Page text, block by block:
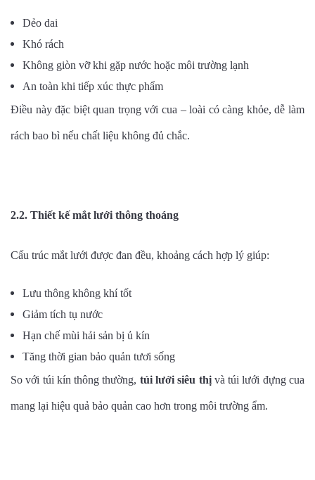
Dẻo dai
Khó rách
Không giòn vỡ khi gặp nước hoặc môi trường lạnh
An toàn khi tiếp xúc thực phẩm
Điều này đặc biệt quan trọng với cua – loài có càng khỏe, dễ làm
rách bao bì nếu chất liệu không đủ chắc.
2.2. Thiết kế mắt lưới thông thoáng
Cấu trúc mắt lưới được đan đều, khoảng cách hợp lý giúp:
Lưu thông không khí tốt
Giảm tích tụ nước
Hạn chế mùi hải sản bị ủ kín
Tăng thời gian bảo quản tươi sống
So với túi kín thông thường, túi lưới siêu thịvà túi lưới đựng cua
mang lại hiệu quả bảo quản cao hơn trong môi trường ẩm.